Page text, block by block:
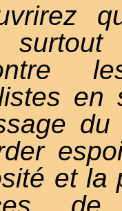
et la